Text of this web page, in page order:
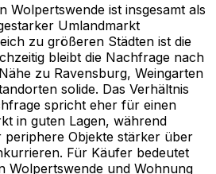
Wolpertswende ist insgesamt als
Umlandmarkt
zu größeren Städten ist die
bleibt die Nachfrage nach
zu Ravensburg, Weingarten
solide. Das Verhältnis
spricht eher für einen
in guten Lagen, während
Objekte stärker über
Für Käufer bedeutet
Wolpertswende und Wohnung